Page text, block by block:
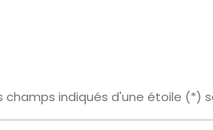
champs indiqués d'une étoile (*)